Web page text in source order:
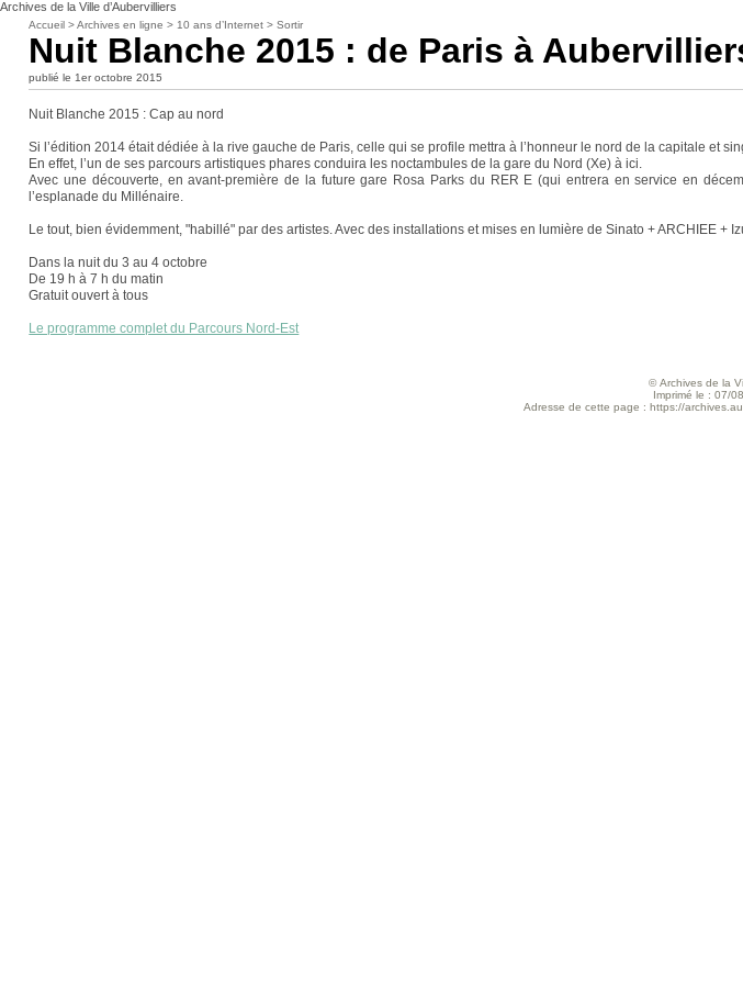
Archives de la Ville d’Aubervilliers
Accueil >Archives en ligne > 10 ans d’Internet >Sortir
Nuit Blanche 2015 : de Paris à
publié le 1er octobre 2015
Nuit Blanche 2015 : Cap au nord
Si l’édition 2014 était dédiée à la rive gauche de Paris, celle qui se profile mettra à l’honneur le nord de la capitale et
En effet, l’un de ses parcours artistiques phares conduira les noctambules de la gare du Nord (Xe) à ici.
Avec une découverte, en avant-première de la future gare Rosa Parks du RER E (qui entrera en service en
l’esplanade du Millénaire.
Le tout, bien évidemment, "habillé" par des artistes. Avec des installations et mises en lumière de Sinato + ARCHIEE
Dans la nuit du 3 au 4 octobre
De 19 h à 7 h du matin
Gratuit ouvert à tous
Le programme complet du Parcours Nord-Est
© Archives de la
Imprimé le : 07/
Adresse de cette page : https://